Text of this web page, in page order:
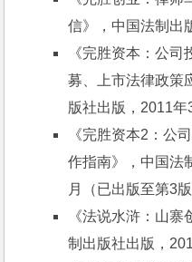
信》，中国法制出
《完胜资本：公
募、上市法律政策
版社出版，2011年
《完胜资本2：公
作指南》，中国法
月（已出版至第3版
《法说水浒：山
制出版社出版，